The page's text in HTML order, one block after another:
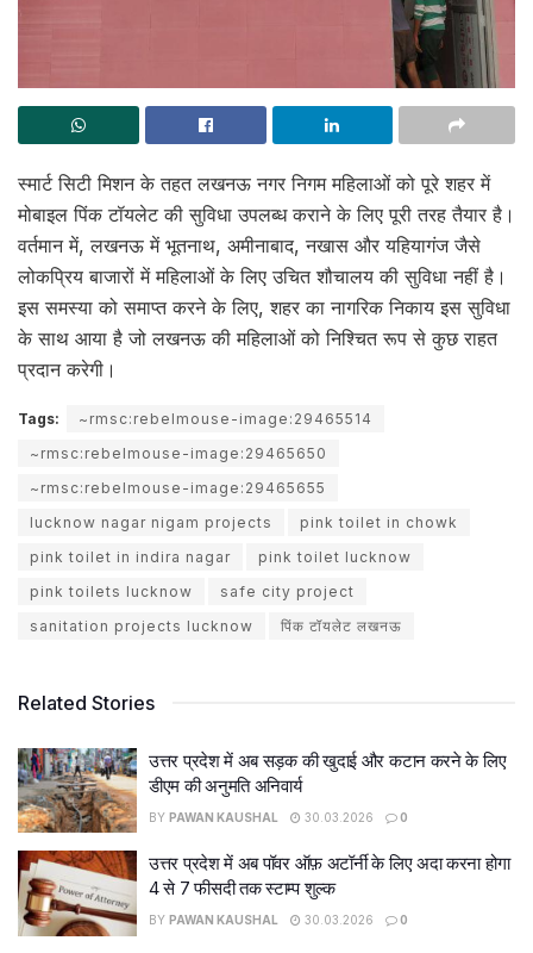
स्मार्ट सिटी मिशन के तहत लखनऊ नगर निगम महिलाओं को पूरे शहर में
मोबाइल पिंक टॉयलेट की सुविधा उपलब्ध कराने के लिए पूरी तरह तैयार है।
वर्तमान में, लखनऊ में भूतनाथ, अमीनाबाद, नखास और यहियागंज जैसे
लोकप्रिय बाजारों में महिलाओं के लिए उचित शौचालय की सुविधा नहीं है।
इस समस्या को समाप्त करने के लिए, शहर का नागरिक निकाय इस सुविधा
के साथ आया है जो लखनऊ की महिलाओं को निश्चित रूप से कुछ राहत
प्रदान करेगी।
Tags:
~rmsc:rebelmouse-image:29465514
~rmsc:rebelmouse-image:29465650
~rmsc:rebelmouse-image:29465655
lucknow nagar nigam projects
pink toilet in chowk
pink toilet in indira nagar
pink toilet lucknow
pink toilets lucknow
safe city project
sanitation projects lucknow
पिंक टॉयलेट लखनऊ
Related Stories
उत्तर प्रदेश में अब सड़क की खुदाई और कटान करने के लिए
डीएम की अनुमति अनिवार्य
BY PAWAN KAUSHAL 30.03.2026 0
उत्तर प्रदेश में अब पॉवर ऑफ़ अटॉर्नी के लिए अदा करना होगा
4 से 7 फीसदी तक स्टाम्प शुल्क
BY PAWAN KAUSHAL 30.03.2026 0